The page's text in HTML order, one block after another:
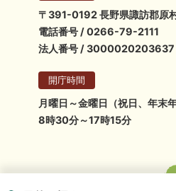
〒391-0192 長野県諏訪郡原
電話番号 / 0266-79-2111
法人番号 / 3000020203637
開庁時間
月曜日～金曜日（祝日、年末
8時30分～17時15分